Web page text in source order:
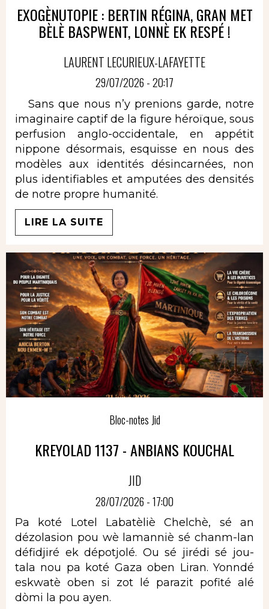
EXOGÈNUTOPIE : BERTIN RÉGINA, GRAN MET
BÈLÈ BASPWENT, LONNÈ EK RESPÉ !
LAURENT LECURIEUX-LAFAYETTE
29/07/2026 - 20:17
Sans que nous n’y prenions garde, notre
imaginaire captif de la figure héroïque, sous
perfusion anglo-occidentale, en appétit
nippone désormais, esquisse en nous des
modèles aux identités désincarnées, non
plus identifiables et amputées des densités
de notre propre humanité.
LIRE LA SUITE
Bloc-notes Jid
KREYOLAD 1137 - ANBIANS KOUCHAL
JID
28/07/2026 - 17:00
Pa koté Lotel Labatèliè Chelchè, sé an
dézolasion pou wè lamanniè sé chanm-lan
défidjiré ek dépotjolé. Ou sé jirédi sé jou-
tala nou pa koté Gaza oben Liran. Yonndé
eskwatè oben si zot lé parazit pofité alé
dòmi la pou ayen.